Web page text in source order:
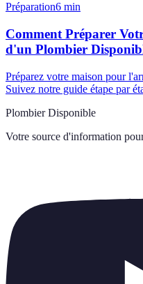
Préparation6 min
Comment Préparer
d'un Plombier
Préparez votre maison pour
Suivez notre guide étape par
Plombier Disponible
Votre source d'information